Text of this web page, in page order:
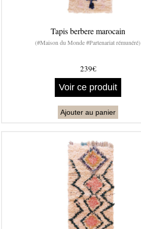
Tapis berbere marocain
(#Maison du Monde #Partenariat rémunéré)
239€
Voir ce produit
Ajouter au panier